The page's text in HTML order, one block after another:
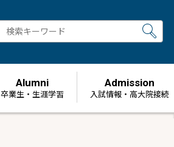
Alumni
卒業生・生涯学習
Admission
⼊試情報・高大院接続